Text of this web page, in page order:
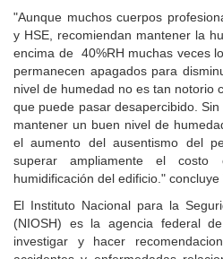
"Aunque muchos cuerpos
y HSE, recomiendan mantener la
encima de 40%RH muchas veces
permanecen apagados para
nivel de humedad no es tan notorio
que puede pasar desapercibido.
mantener un buen nivel de
el aumento del ausentismo del
superar ampliamente el costo
humidificación del edificio." concluye
El Instituto Nacional para la
(NIOSH) es la agencia federal
investigar y hacer